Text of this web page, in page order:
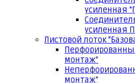
усиленная
усиленная
Листовой лоток
монтаж"
монтаж"